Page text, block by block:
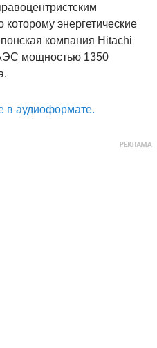
которому энергетические
компания Hitachi
мощностью 1350
в аудиоформате.